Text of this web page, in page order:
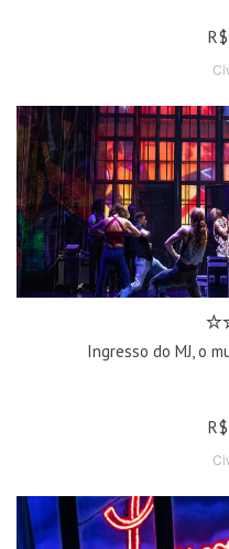
Ingresso do MJ, o